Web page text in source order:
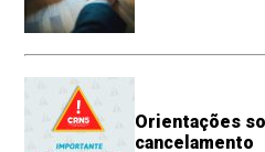
Orientações
cancelamento